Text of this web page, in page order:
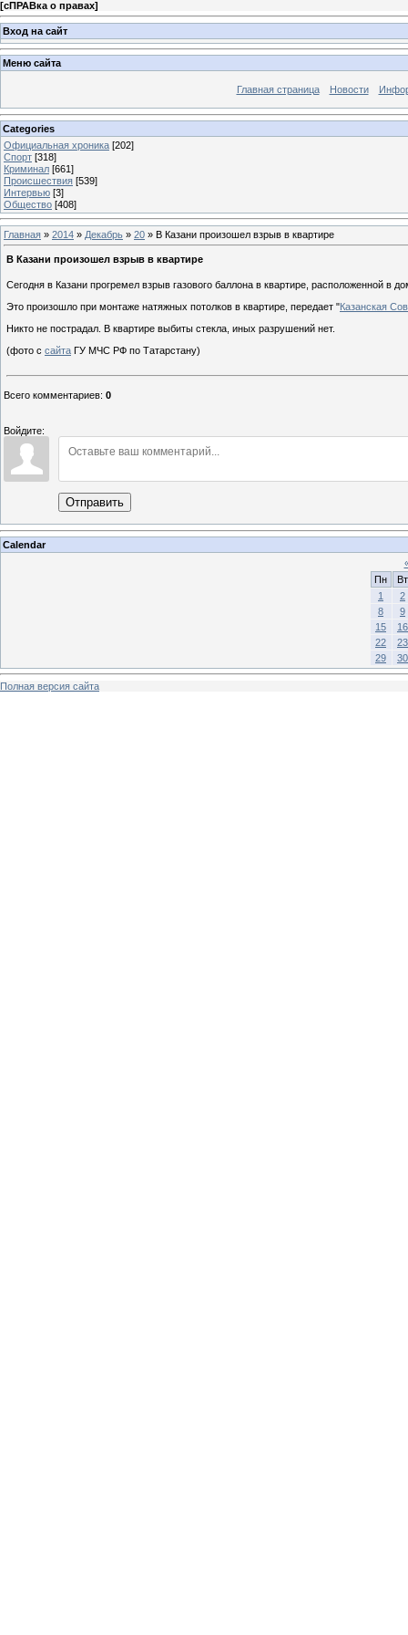
[сПРАВка о правах]
Вход на сайт
Меню сайта
Главная страница Новости
Categories
Официальная хроника [202]
Спорт [318]
Криминал [661]
Происшествия [539]
Интервью [3]
Общество [408]
Главная » 2014 » Декабрь » 20 » В Казани произошел взрыв в квартире
В Казани произошел взрыв в квартире
Сегодня в Казани прогремел взрыв газового баллона в квартире, расположенной в
Это произошло при монтаже натяжных потолков в квартире, передает "Казанская
Никто не пострадал. В квартире выбиты стекла, иных разрушений нет.
(фото с сайта ГУ МЧС РФ по Татарстану)
Всего комментариев: 0
Войдите:
Отправить
Calendar
Пн
Вт
1
2
8
9
15
16
22
23
29
30
Полная версия сайта